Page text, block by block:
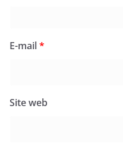
E-mail*
Site web